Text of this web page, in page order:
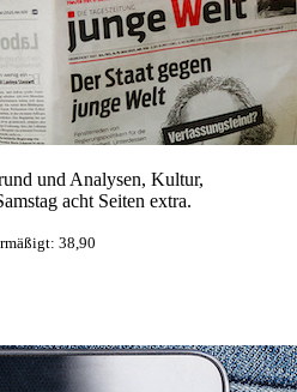
und Analysen, Kultur,
acht Seiten extra.
38,90